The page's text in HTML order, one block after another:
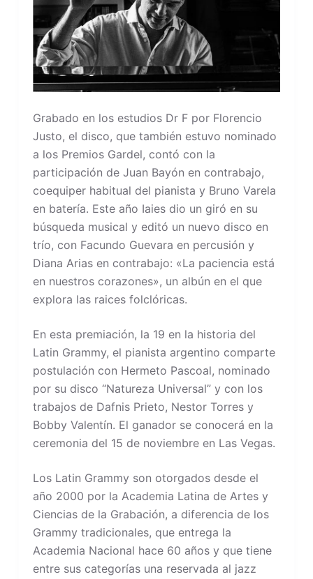
Grabado en los estudios Dr F por Florencio
Justo, el disco, que también estuvo nominado
a los Premios Gardel, contó con la
participación de Juan Bayón en contrabajo,
coequiper habitual del pianista y Bruno Varela
en batería. Este año Iaies dio un giró en su
búsqueda musical y editó un nuevo disco en
trío, con Facundo Guevara en percusión y
Diana Arias en contrabajo: «La paciencia está
en nuestros corazones», un albún en el que
explora las raices folclóricas.
En esta premiación, la 19 en la historia del
Latin Grammy, el pianista argentino comparte
postulación con Hermeto Pascoal, nominado
por su disco “Natureza Universal” y con los
trabajos de Dafnis Prieto, Nestor Torres y
Bobby Valentín. El ganador se conocerá en la
ceremonia del 15 de noviembre en Las Vegas.
Los Latin Grammy son otorgados desde el
año 2000 por la Academia Latina de Artes y
Ciencias de la Grabación, a diferencia de los
Grammy tradicionales, que entrega la
Academia Nacional hace 60 años y que tiene
entre sus categorías una reservada al jazz